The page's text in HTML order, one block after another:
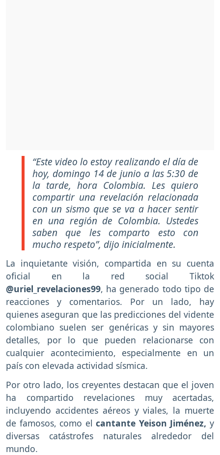
“Este video lo estoy realizando el día de
hoy, domingo 14 de junio a las 5:30 de
la tarde, hora Colombia. Les quiero
compartir una revelación relacionada
con un sismo que se va a hacer sentir
en una región de Colombia. Ustedes
saben que les comparto esto con
mucho respeto”, dijo inicialmente.
La inquietante visión, compartida en su cuenta
oficial en la red social Tiktok
@uriel_revelaciones99, ha generado todo tipo de
reacciones y comentarios. Por un lado, hay
quienes aseguran que las predicciones del vidente
colombiano suelen ser genéricas y sin mayores
detalles, por lo que pueden relacionarse con
cualquier acontecimiento, especialmente en un
país con elevada actividad sísmica.
Por otro lado, los creyentes destacan que el joven
ha compartido revelaciones muy acertadas,
incluyendo accidentes aéreos y viales, la muerte
de famosos, como el cantante Yeison Jiménez,y
diversas catástrofes naturales alrededor del
mundo.